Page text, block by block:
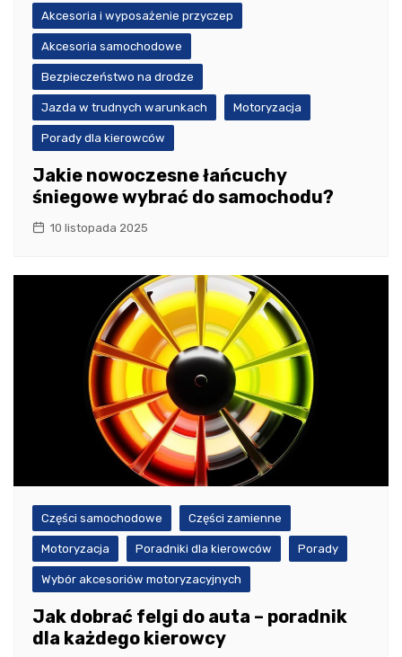
Akcesoria i wyposażenie przyczep
Akcesoria samochodowe
Bezpieczeństwo na drodze
Jazda w trudnych warunkach Motoryzacja
Porady dla kierowców
Jakie nowoczesne łańcuchy
śniegowe wybrać do samochodu?
10 listopada 2025
Części samochodowe Części zamienne
Motoryzacja Poradniki dla kierowców Porady
Wybór akcesoriów motoryzacyjnych
Jak dobrać felgi do auta – poradnik
dla każdego kierowcy